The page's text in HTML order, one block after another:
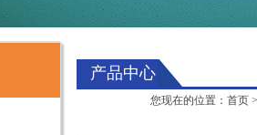
产品中心
您现在的位置： 首页